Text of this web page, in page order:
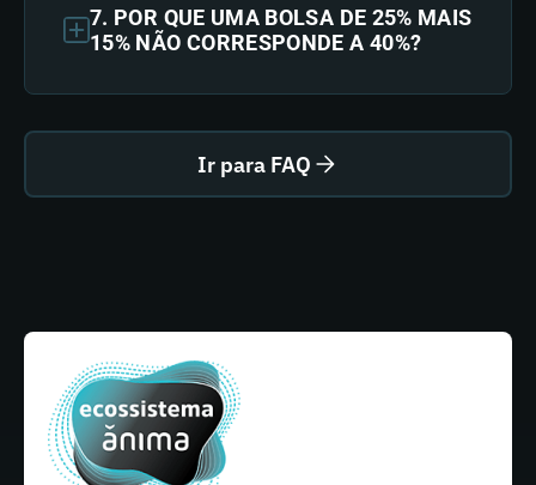
7. POR QUE UMA BOLSA DE 25% MAIS
15% NÃO CORRESPONDE A 40%?
Ir para FAQ